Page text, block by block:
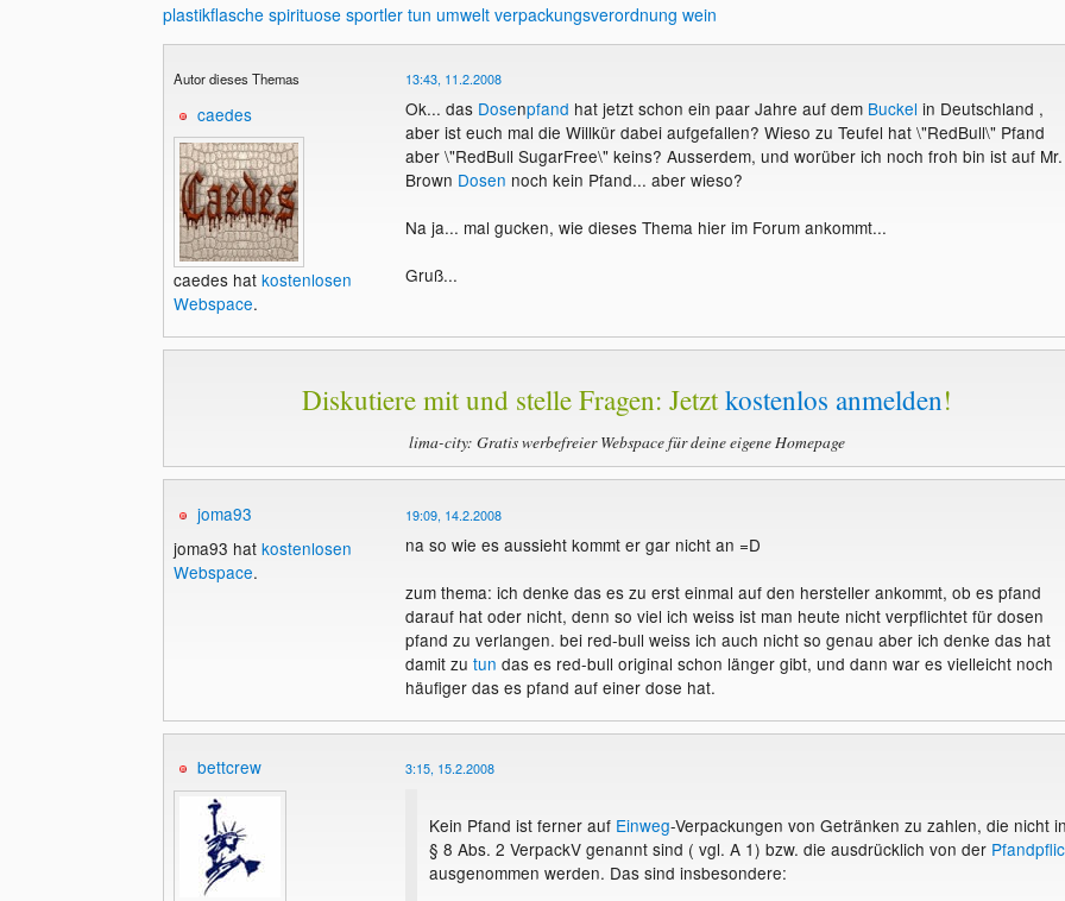
plastikflasche spirituose sportler tun umwelt verpackungsverordnung wein
Autor dieses Themas
caedes
caedes hat kostenlosen
Webspace.
13:43, 11.2.2008
Ok... das Dosenpfand hat jetzt schon ein paar Jahre auf dem Buckel in Deutschland ,
aber ist euch mal die Willkür dabei aufgefallen? Wieso zu Teufel hat \"RedBull\" Pfand
aber \"RedBull SugarFree\" keins? Ausserdem, und worüber ich noch froh bin ist auf Mr.
Brown Dosen noch kein Pfand... aber wieso?
Na ja... mal gucken, wie dieses Thema hier im Forum ankommt...
Gruß...
Diskutiere mit und stelle Fragen: Jetztkostenlos anmelden!
lima-city: Gratis werbefreier Webspace für deine eigene Homepage
joma93
joma93 hat kostenlosen
Webspace.
19:09, 14.2.2008
na so wie es aussieht kommt er gar nicht an =D
zum thema: ich denke das es zu erst einmal auf den hersteller ankommt, ob es pfand
darauf hat oder nicht, denn so viel ich weiss ist man heute nicht verpflichtet für dosen
pfand zu verlangen. bei red-bull weiss ich auch nicht so genau aber ich denke das hat
damit zu tun das es red-bull original schon länger gibt, und dann war es vielleicht noch
häufiger das es pfand auf einer dose hat.
bettcrew 3:15, 15.2.2008
Kein Pfand ist ferner auf Einweg-Verpackungen von Getränken zu zahlen, die nicht
§ 8 Abs. 2 VerpackV genannt sind ( vgl. A 1) bzw. die ausdrücklich von der
ausgenommen werden. Das sind insbesondere: